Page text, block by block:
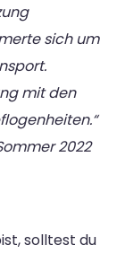
sich um
mit den
2022
solltest du